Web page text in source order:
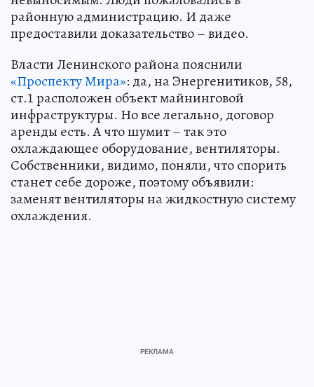
районную администрацию. И даже
предоставили доказательство – видео.
Власти Ленинского района пояснили
«Проспекту Мира»: да, на Энергенитиков, 58,
ст.1 расположен объект майнинговой
инфраструктуры. Но все легально, договор
аренды есть. А что шумит – так это
охлаждающее оборудование, вентиляторы.
Собственники, видимо, поняли, что спорить
станет себе дороже, поэтому объявили:
заменят вентиляторы на жидкостную систему
охлаждения.